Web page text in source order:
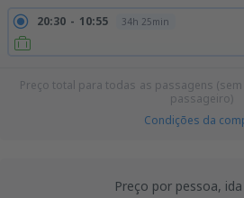
20:30 10:55 34h 25min
Preço total para todas as passagens
passageiro)
Condições da
Preço por pessoa,